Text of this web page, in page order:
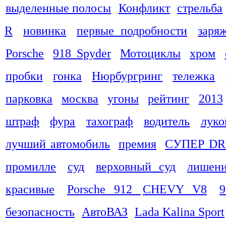
выделенные полосы Конфликт стрельба
R
новинка первые подробности
Porsche
918 Spyder Мотоциклы хром
пробки
гонка Нюрбургринг тележка
парковка
москва угоны рейтинг
2013
штраф
фура тахограф водитель
лучший автомобиль
премия
СУПЕР
промилле
суд верховный суд
красивые
Porsche 912 CHEVY V8
безопасность АвтоВАЗ Lada Kalina Sport